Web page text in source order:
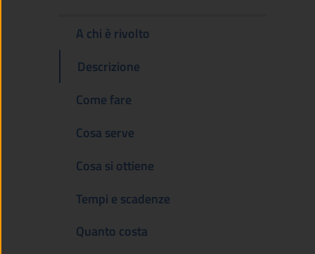
A chi è rivolto
Descrizione
Come fare
Cosa serve
Cosa si ottiene
Tempi e scadenze
Quanto costa